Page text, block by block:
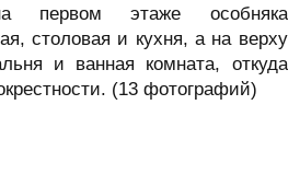
первом этаже особняка
столовая и кухня, а на верху
и ванная комната, откуда
(13 фотографий)